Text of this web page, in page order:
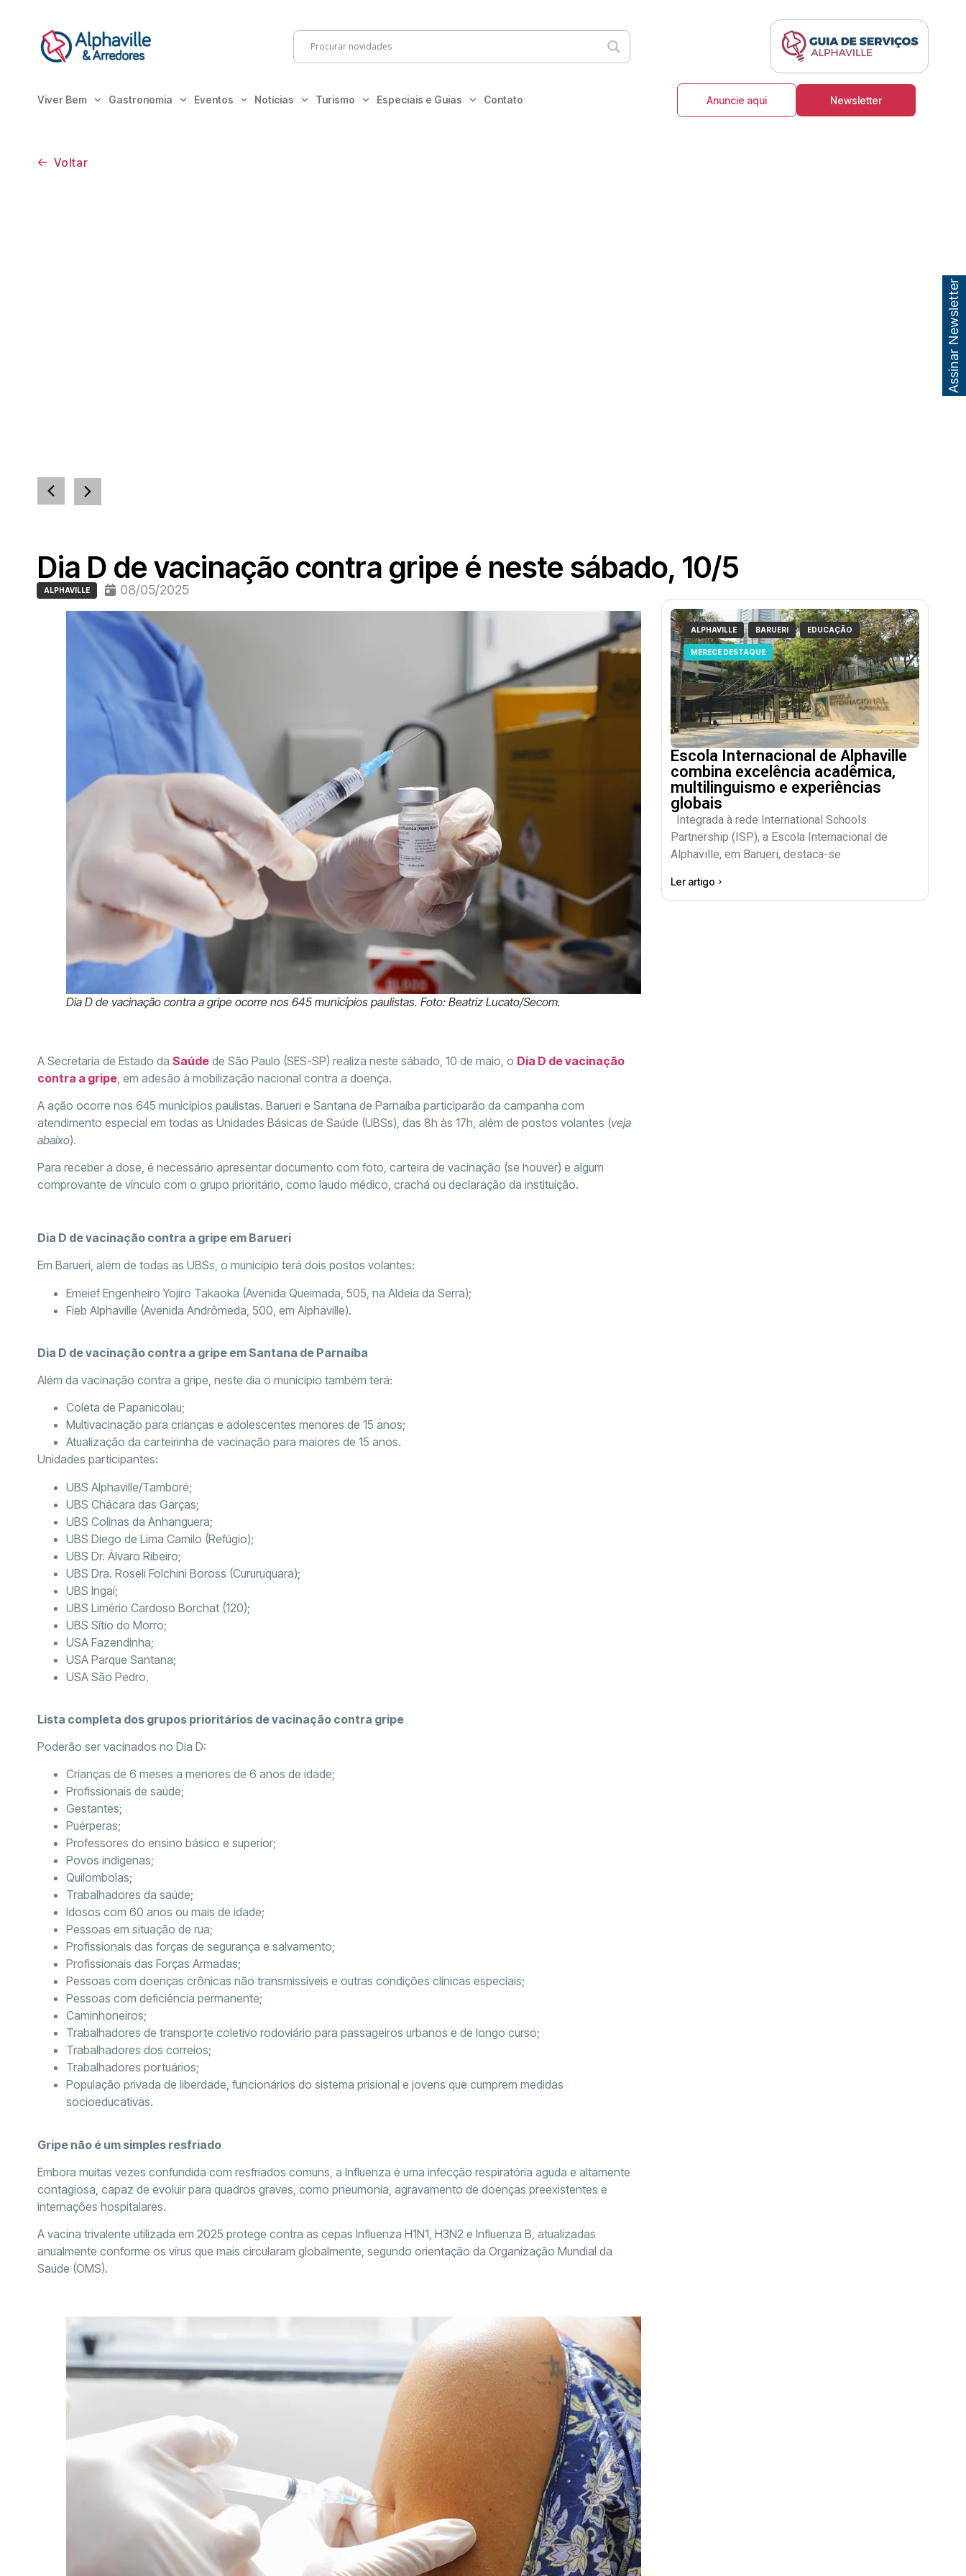
Viver Bem Gastronomia Eventos Notícias Turismo Especiais e Guias Contato Anuncie aqui Newsletter
Voltar
Dia D de vacinação contra gripe é neste sábado, 10/5
ALPHAVILLE 08/05/2025
Dia D de vacinação contra a gripe ocorre nos 645 municípios paulistas. Foto: Beatriz Lucato/Secom.
A Secretaria de Estado da Saúde de São Paulo (SES-SP) realiza neste sábado, 10 de maio, o Dia D de vacinação
contra a gripe , em adesão à mobilização nacional contra a doença.
A ação ocorre nos 645 municípios paulistas. Barueri e Santana de Parnaíba participarão da campanha com
atendimento especial em todas as Unidades Básicas de Saúde (UBSs), das 8h às 17h, além de postos volantes (veja
abaixo).
Para receber a dose, é necessário apresentar documento com foto, carteira de vacinação (se houver) e algum
comprovante de vínculo com o grupo prioritário, como laudo médico, crachá ou declaração da instituição.
Dia D de vacinação contra a gripe em Barueri
Em Barueri, além de todas as UBSs, o município terá dois postos volantes:
Emeief Engenheiro Yojiro Takaoka (Avenida Queimada, 505, na Aldeia da Serra);
Fieb Alphaville (Avenida Andrômeda, 500, em Alphaville).
Dia D de vacinação contra a gripe em Santana de Parnaíba
Além da vacinação contra a gripe, neste dia o município também terá:
Coleta de Papanicolau;
Multivacinação para crianças e adolescentes menores de 15 anos;
Atualização da carteirinha de vacinação para maiores de 15 anos.
Unidades participantes:
UBS Alphaville/Tamboré;
UBS Chácara das Garças;
UBS Colinas da Anhanguera;
UBS Diego de Lima Camilo (Refúgio);
UBS Dr. Álvaro Ribeiro;
UBS Dra. Roseli Folchini Boross (Cururuquara);
UBS Ingaí;
UBS Limério Cardoso Borchat (120);
UBS Sítio do Morro;
USA Fazendinha;
USA Parque Santana;
USA São Pedro.
Lista completa dos grupos prioritários de vacinação contra gripe
Poderão ser vacinados no Dia D:
Crianças de 6 meses a menores de 6 anos de idade;
Profissionais de saúde;
Gestantes;
Puérperas;
Professores do ensino básico e superior;
Povos indígenas;
Quilombolas;
Trabalhadores da saúde;
Idosos com 60 anos ou mais de idade;
Pessoas em situação de rua;
Profissionais das forças de segurança e salvamento;
Profissionais das Forças Armadas;
Pessoas com doenças crônicas não transmissíveis e outras condições clínicas especiais;
Pessoas com deficiência permanente;
Caminhoneiros;
Trabalhadores de transporte coletivo rodoviário para passageiros urbanos e de longo curso;
Trabalhadores dos correios;
Trabalhadores portuários;
População privada de liberdade, funcionários do sistema prisional e jovens que cumprem medidas
socioeducativas.
Gripe não é um simples resfriado
Embora muitas vezes confundida com resfriados comuns, a Influenza é uma infecção respiratória aguda e altamente
contagiosa, capaz de evoluir para quadros graves, como pneumonia, agravamento de doenças preexistentes e
internações hospitalares.
A vacina trivalente utilizada em 2025 protege contra as cepas Influenza H1N1, H3N2 e Influenza B, atualizadas
anualmente conforme os vírus que mais circularam globalmente, segundo orientação da Organização Mundial da
Saúde (OMS).
ALPHAVILLE BARUERI EDUCAÇÃO
MERECE DESTAQUE
Escola Internacional de Alphaville
combina excelência acadêmica,
multilinguismo e experiências
globais
Integrada à rede International Schools
Partnership (ISP), a Escola Internacional de
Alphaville, em Barueri, destaca-se
Ler artigo
Assinar Newsletter